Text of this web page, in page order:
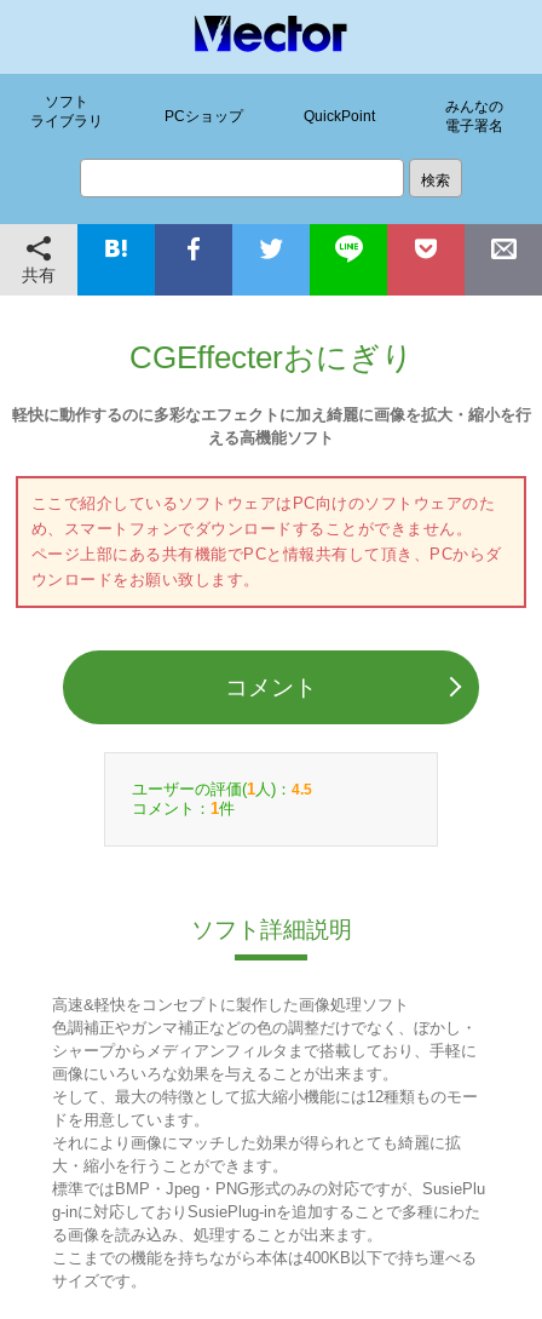
ソフト
ライブラリ
PCショップ QuickPoint
みんなの
電子署名
共有
CGEffecterおにぎり
軽快に動作するのに多彩なエフェクトに加え綺麗に画像を拡大・縮小を行
える高機能ソフト
ここで紹介しているソフトウェアはPC向けのソフトウェアのた
め、スマートフォンでダウンロードすることができません。
ページ上部にある共有機能でPCと情報共有して頂き、PCからダ
ウンロードをお願い致します。
コメント
ユーザーの評価(1 人)： 4.5
コメント： 1件
ソフト詳細説明
高速&軽快をコンセプトに製作した画像処理ソフト
色調補正やガンマ補正などの色の調整だけでなく、ぼかし・
シャープからメディアンフィルタまで搭載しており、手軽に
画像にいろいろな効果を与えることが出来ます。
そして、最大の特徴として拡大縮小機能には12種類ものモー
ドを用意しています。
それにより画像にマッチした効果が得られとても綺麗に拡
大・縮小を行うことができます。
標準ではBMP・Jpeg・PNG形式のみの対応ですが、SusiePlu
g-inに対応しておりSusiePlug-inを追加することで多種にわた
る画像を読み込み、処理することが出来ます。
ここまでの機能を持ちながら本体は400KB以下で持ち運べる
サイズです。